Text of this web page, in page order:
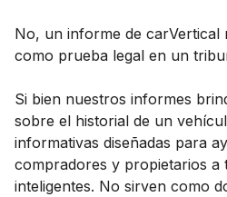
No, un informe de carVertical
como prueba legal en un
Si bien nuestros informes
sobre el historial de un
informativas diseñadas para
compradores y propietarios a
inteligentes. No sirven como